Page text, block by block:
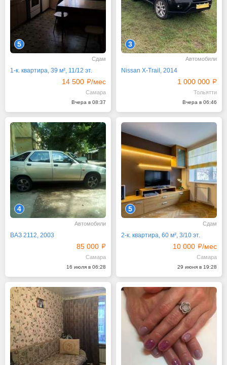
5
Сдам
1-к. квартира, 39 м², 11/12 эт.
14 500 /мес
Самара
Вчера в 08:37
3
Автомобили
Nissan X-Trail, 2014
1 000 000
Тольятти
Вчера в 06:46
4
Автомобили
ВАЗ 2112, 2003
85 000
Самара
16 июля в 06:28
5
Сдам
2-к. квартира, 60 м², 3/10 эт.
10 000 /мес
Самара
29 июня в 19:28